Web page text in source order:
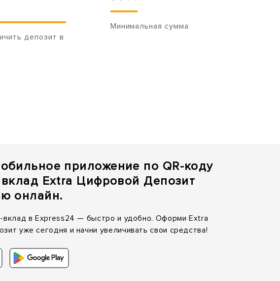
депозит в
Минимальная сумма
приложение по QR-коду
Extra Цифровой Депозит
онлайн.
вклад в Express24 — быстро и удобно. Оформи Extra
уже сегодня и начни увеличивать свои средства!